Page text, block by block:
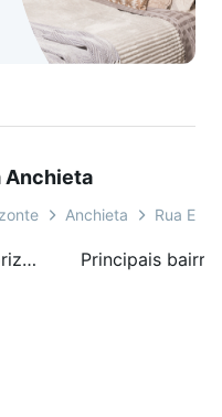
Anchieta
Anchieta Rua
Principais bairros em Belo Horizonte, MG